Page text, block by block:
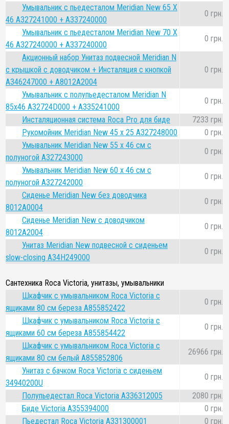
Умывальник с пьедесталом Meridian New 65 Х
46 A327241000 + A337240000
0 грн.
Умывальник с пьедесталом Meridian New 70 Х
46 A327240000 + A337240000
0 грн.
Акционный набор Унитаз подвесной Meridian N
с крышкой с доводчиком + Инсталяция с кнопкой
A346247000 + A8012A2004
0 грн.
Умывальник с полупьедесталом Meridian N
85x46 A32724D000 + A335241000
0 грн.
Инсталяционная система Roca Pro для биде
7233 грн.
Рукомойник Meridian New 45 х 25 A327248000
0 грн.
Умывальник Meridian New 55 x 46 см с
полуногой A327243000
0 грн.
Умывальник Meridian New 60 x 46 см с
полуногой A327242000
0 грн.
Сиденье Meridian New без доводчика
8012A0004
0 грн.
Сиденье Meridian New с доводчиком
8012A2004
0 грн.
Унитаз Meridian New подвесной с сиденьем
slow-closing A34H249000
0 грн.
Сантехника Roca Victoria, унитазы, умывальники
Шкафчик с умывальником Roca Victoria с
ящиками 80 см береза A855852422
0 грн.
Шкафчик с умывальником Roca Victoria с
ящиками 60 см береза A855854422
0 грн.
Шкафчик с умывальником Roca Victoria с
ящиками 80 см белый A855852806
26966 грн.
Унитаз с бачком Roca Victoria с сиденьем
34940200U
0 грн.
Полупьедестал Roca Victoria A336312005
2080 грн.
Биде Victoria A355394000
0 грн.
Пьедестал Roca Victoria A331300001
0 грн.